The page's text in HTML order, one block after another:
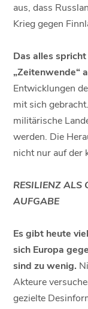
aus, dass
Krieg gegen
Das alles
„Zeitenwende“
Entwicklungen
mit sich
militärische
werden. Die
nicht nur auf der
RESILIENZ ALS
AUFGABE
Es gibt heute
sich Europa
sind zu wenig.
Akteure
gezielte